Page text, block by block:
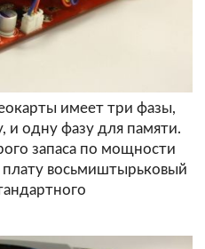
имеет три фазы,
и одну фазу для памяти.
запаса по мощности
плату восьмиштырьковый